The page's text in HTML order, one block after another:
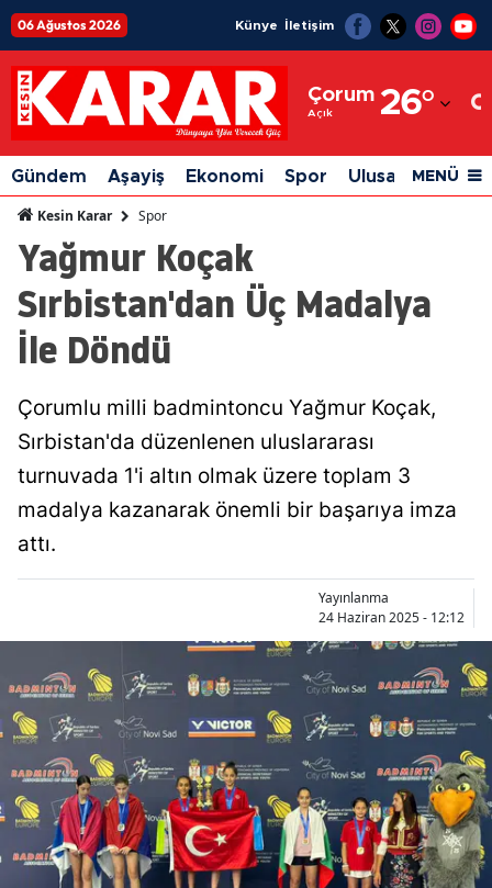
06 Ağustos 2026 Künye İletişim
Çorum
Açık 26°
Adıyaman
Afyonkarahisar
Ağrı
Ankara
Balıkesir
Bilecik
Bitlis
Bolu
Burdur
Bursa
Çanakkale
Çankırı
Çorum
Gündem Aşayiş Ekonomi Spor Ulusal Siyaset
MENÜ
Kesin Karar Spor
Yağmur Koçak
Sırbistan'dan Üç Madalya
İle Döndü
Çorumlu milli badmintoncu Yağmur Koçak,
Sırbistan'da düzenlenen uluslararası
turnuvada 1'i altın olmak üzere toplam 3
madalya kazanarak önemli bir başarıya imza
attı.
Yayınlanma
24 Haziran 2025 - 12:12